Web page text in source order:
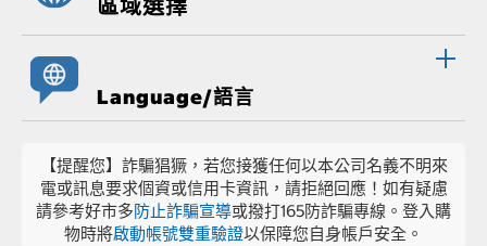
區域選擇
Language/語言
【提醒您】詐騙猖獗，若您接獲任何以本公司名義不明來
電或訊息要求個資或信用卡資訊，請拒絕回應！如有疑慮
請參考好市多防止詐騙宣導或撥打165防詐騙專線。登入購
物時將啟動帳號雙重驗證以保障您自身帳戶安全。